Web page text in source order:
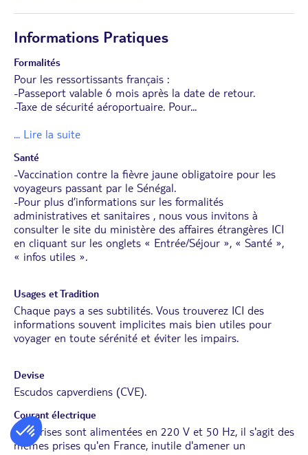
Informations Pratiques
Formalités
Pour les ressortissants français :
-Passeport valable 6 mois après la date de retour.
-Taxe de sécurité aéroportuaire. Pour...
... Lire la suite
Santé
-Vaccination contre la fièvre jaune obligatoire pour les
voyageurs passant par le Sénégal.
-Pour plus d’informations sur les formalités
administratives et sanitaires , nous vous invitons à
consulter le site du ministère des affaires étrangères ICI
en cliquant sur les onglets « Entrée/Séjour », « Santé »,
« infos utiles ».
Usages et Tradition
Chaque pays a ses subtilités. Vous trouverez ICI des
informations souvent implicites mais bien utiles pour
voyager en toute sérénité et éviter les impairs.
Devise
Escudos capverdiens (CVE).
Courant électrique
Les prises sont alimentées en 220 V et 50 Hz, il s'agit des
mêmes prises qu'en France, inutile d'amener un